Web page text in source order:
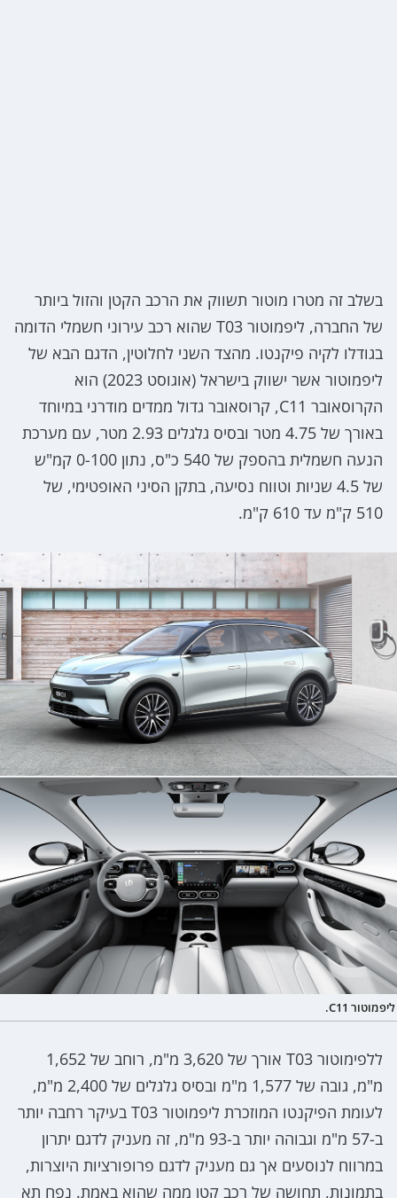
בשלב זה מטרו מוטור תשווק את הרכב הקטן והזול ביותר
של החברה, ליפמוטור T03 שהוא רכב עירוני חשמלי הדומה
בגודלו לקיה פיקנטו. מהצד השני לחלוטין, הדגם הבא של
ליפמוטור אשר ישווק בישראל (אוגוסט 2023) הוא
הקרוסאובר C11, קרוסאובר גדול ממדים מודרני במיוחד
באורך של 4.75 מטר ובסיס גלגלים 2.93 מטר, עם מערכת
הנעה חשמלית בהספק של 540 כ"ס, נתון 0-100 קמ"ש
של 4.5 שניות וטווח נסיעה, בתקן הסיני האופטימי, של
510 ק"מ עד 610 ק"מ.
ליפמוטור C11.
ללפימוטור T03 אורך של 3,620 מ"מ, רוחב של 1,652
מ"מ, גובה של 1,577 מ"מ ובסיס גלגלים של 2,400 מ"מ,
לעומת הפיקנטו המוזכרת ליפמוטור T03 בעיקר רחבה יותר
ב-57 מ"מ וגבוהה יותר ב-93 מ"מ, זה מעניק לדגם יתרון
במרווח לנוסעים אך גם מעניק לדגם פרופורציות היוצרות,
בתמונות, תחושה של רכב קטן ממה שהוא באמת. נפח תא